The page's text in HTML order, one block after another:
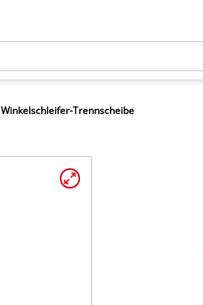
Winkelschleifer-Trennscheibe